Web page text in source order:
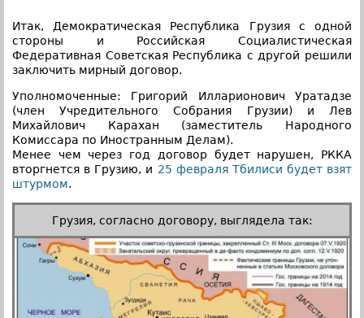
Итак, Демократическая Республика Грузия с одной
стороны и Российская Социалистическая
Федеративная Советская Республика с другой решили
заключить мирный договор.
Уполномоченные: Григорий Илларионович Уратадзе
(член Учредительного Собрания Грузии) и Лев
Михайлович Карахан (заместитель Народного
Комиссара по Иностранным Делам).
Менее чем через год договор будет нарушен, РККА
вторгнется в Грузию, и 25 февраля Тбилиси будет взят
штурмом.
Грузия, согласно договору, выглядела так: